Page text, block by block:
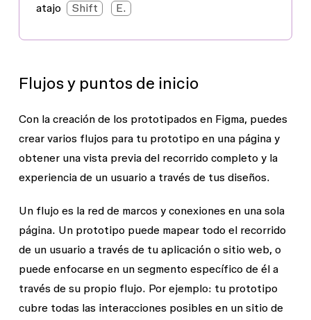
atajo
Shift E.
Flujos y puntos de inicio
Con la creación de los prototipados en Figma, puedes
crear varios flujos para tu prototipo en una página y
obtener una vista previa del recorrido completo y la
experiencia de un usuario a través de tus diseños.
Un flujo es la red de marcos y conexiones en una sola
página. Un prototipo puede mapear todo el recorrido
de un usuario a través de tu aplicación o sitio web, o
puede enfocarse en un segmento específico de él a
través de su propio flujo. Por ejemplo: tu prototipo
cubre todas las interacciones posibles en un sitio de